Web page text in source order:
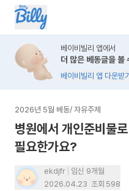
베이비빌리 앱에서
더 많은 베동글을 볼
베이비빌리 앱 다운받기
2026년 5월 베동/ 자유주제
병원에서 개인준비물
필요한가요?
ekdjfr
임신 9개월
2026.04.23 조회 598